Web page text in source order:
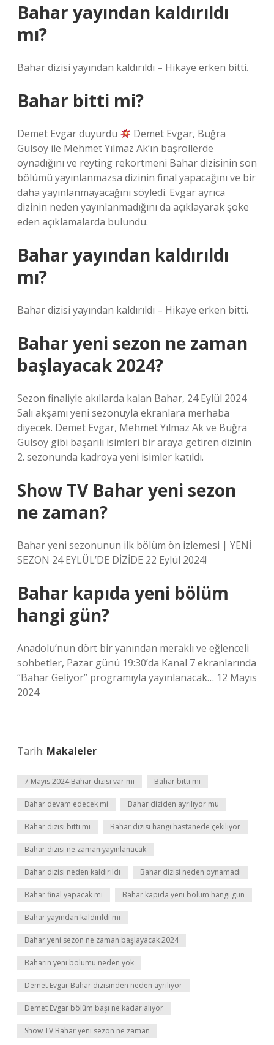
Bahar yayından kaldırıldı
mı?
Bahar dizisi yayından kaldırıldı – Hikaye erken bitti.
Bahar bitti mi?
Demet Evgar duyurdu
Demet Evgar, Buğra
Gülsoy ile Mehmet Yılmaz Ak’ın başrollerde
oynadığını ve reyting rekortmeni Bahar dizisinin son
bölümü yayınlanmazsa dizinin final yapacağını ve bir
daha yayınlanmayacağını söyledi. Evgar ayrıca
dizinin neden yayınlanmadığını da açıklayarak şoke
eden açıklamalarda bulundu.
Bahar yayından kaldırıldı
mı?
Bahar dizisi yayından kaldırıldı – Hikaye erken bitti.
Bahar yeni sezon ne zaman
başlayacak 2024?
Sezon finaliyle akıllarda kalan Bahar, 24 Eylül 2024
Salı akşamı yeni sezonuyla ekranlara merhaba
diyecek. Demet Evgar, Mehmet Yılmaz Ak ve Buğra
Gülsoy gibi başarılı isimleri bir araya getiren dizinin
2. sezonunda kadroya yeni isimler katıldı.
Show TV Bahar yeni sezon
ne zaman?
Bahar yeni sezonunun ilk bölüm ön izlemesi | YENİ
SEZON 24 EYLÜL’DE DİZİDE 22 Eylül 2024!
Bahar kapıda yeni bölüm
hangi gün?
Anadolu’nun dört bir yanından meraklı ve eğlenceli
sohbetler, Pazar günü 19:30’da Kanal 7 ekranlarında
“Bahar Geliyor” programıyla yayınlanacak… 12 Mayıs
2024
Tarih: Makaleler
7 Mayıs 2024 Bahar dizisi var mı Bahar bitti mi
Bahar devam edecek mi Bahar diziden ayrılıyor mu
Bahar dizisi bitti mi Bahar dizisi hangi hastanede çekiliyor
Bahar dizisi ne zaman yayınlanacak
Bahar dizisi neden kaldırıldı Bahar dizisi neden oynamadı
Bahar final yapacak mı Bahar kapıda yeni bölüm hangi gün
Bahar yayından kaldırıldı mı
Bahar yeni sezon ne zaman başlayacak 2024
Baharın yeni bölümü neden yok
Demet Evgar Bahar dizisinden neden ayrılıyor
Demet Evgar bölüm başı ne kadar alıyor
Show TV Bahar yeni sezon ne zaman